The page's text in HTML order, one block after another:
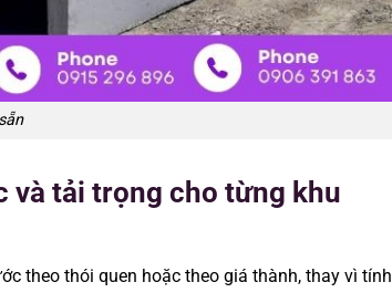
và tải trọng cho từng khu
theo thói quen hoặc theo giá thành, thay vì tính